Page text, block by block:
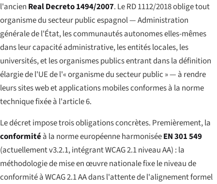
l'ancien Real Decreto 1494/2007. Le RD 1112/2018 oblige tout
organisme du secteur public espagnol — Administration
générale de l'État, les communautés autonomes elles-mêmes
dans leur capacité administrative, les entités locales, les
universités, et les organismes publics entrant dans la définition
élargie de l'UE de l'« organisme du secteur public » — à rendre
leurs sites web et applications mobiles conformes à la norme
technique fixée à l'article 6.
Le décret impose trois obligations concrètes. Premièrement, la
conformitéà la norme européenne harmoniséeEN 301 549
(actuellement v3.2.1, intégrant WCAG 2.1 niveau AA) : la
méthodologie de mise en œuvre nationale fixe le niveau de
conformité à WCAG 2.1 AA dans l'attente de l'alignement formel